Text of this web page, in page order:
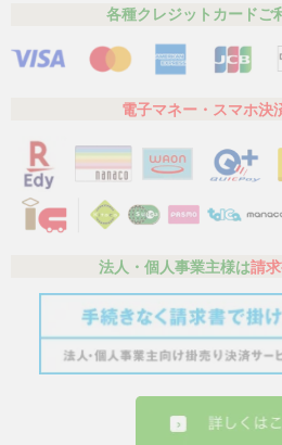
各種クレジットカードご
電子マネー・スマホ決
法人・個人事業主様は請